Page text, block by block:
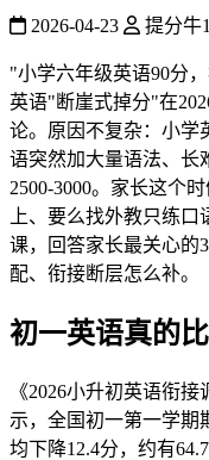
2026-04-23 提分牛
"小学六年级英语90分
英语"断崖式掉分"在
论。原因不复杂：小学
语突然加大量语法、长
2500-3000。家长这个
上、要么找外教只练
课，回答家长最关心的
配、衔接断层怎么补。
初一英语真的
《2026小升初英语衔
示，全国初一第一学期
均下降12.4分，约有